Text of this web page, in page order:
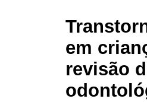
em
revisão